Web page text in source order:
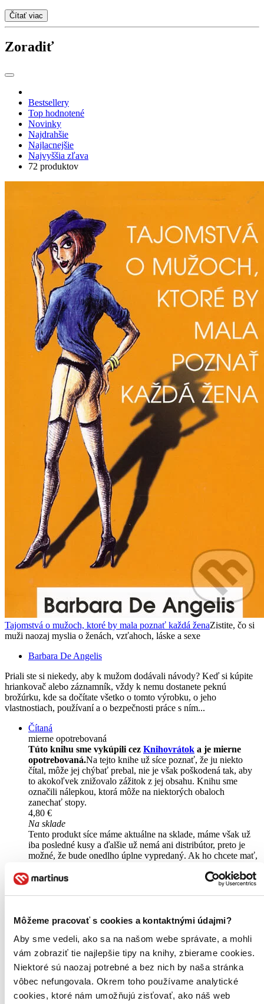
Môžeme pracovať s cookies a kontaktnými údajmi?
Aby sme vedeli, ako sa na našom webe správate, a mohli
vám zobraziť tie najlepšie tipy na knihy, zbierame cookies.
Niektoré sú naozaj potrebné a bez nich by naša stránka
vôbec nefungovala. Okrem toho používame analytické
cookies, ktoré nám umožňujú zisťovať, ako náš web
Čítať viac
Zoradiť
Bestsellery
Top hodnotené
Novinky
Najdrahšie
Najlacnejšie
Najvyššia zľava
72 produktov
Tajomstvá o mužoch, ktoré by mala poznať každá ženaZistite, čo si
muži naozaj myslia o ženách, vzťahoch, láske a sexe
Barbara De Angelis
Priali ste si niekedy, aby k mužom dodávali návody? Keď si kúpite
hriankovač alebo záznamník, vždy k nemu dostanete peknú
brožúrku, kde sa dočítate všetko o tomto výrobku, o jeho
vlastnostiach, používaní a o bezpečnosti práce s ním...
Čítaná
mierne opotrebovaná
Túto knihu sme vykúpili cez Knihovrátok a je mierne
opotrebovaná.Na tejto knihe už síce poznať, že ju niekto
čítal, môže jej chýbať prebal, nie je však poškodená tak, aby
to akokoľvek znižovalo zážitok z jej obsahu. Knihu sme
označili nálepkou, ktorá môže na niektorých obaloch
zanechať stopy.
4,80 €
Na sklade
Tento produkt síce máme aktuálne na sklade, máme však už
iba posledné kusy a ďalšie už nemá ani distribútor, preto je
možné, že bude onedlho úplne vypredaný. Ak ho chcete mať,
Vložiť do košíka
nemáme ju na sklade my ani vydavateľ :( Teoreticky však
nepredali posledné kusy.
Pridať do zoznamu